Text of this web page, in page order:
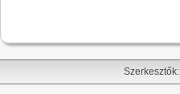
Szerkesztők: